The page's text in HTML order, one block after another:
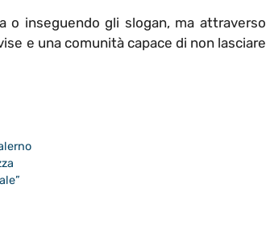
o inseguendo gli slogan, ma attraverso
e una comunità capace di non lasciare